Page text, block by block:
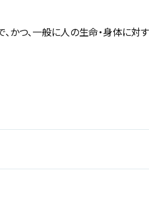
かつ、一般に人の生命・身体に対